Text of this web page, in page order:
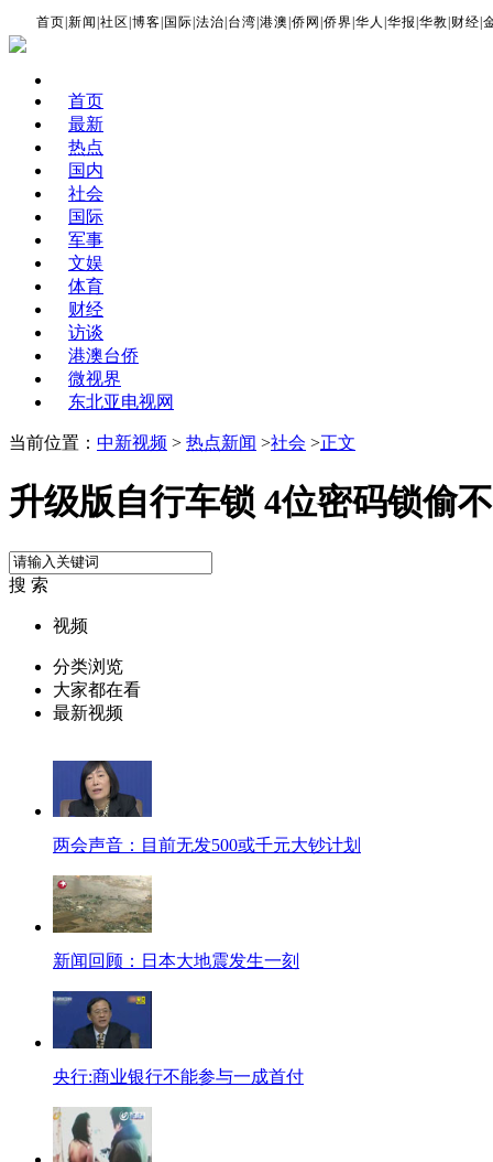
首页 |新闻 |社区 |博客 国际 |法治 台湾 |港澳 |侨网 |侨界 |华人 |华报 |华教 财经 |
首页
最新
热点
国内
社会
国际
军事
文娱
体育
财经
访谈
港澳台侨
微视界
东北亚电视网
当前位置： 中新视频 > 热点新闻 >社会 >正文
升级版自行车锁 4位密码锁偷
搜 索
视频
分类浏览
大家都在看
最新视频
两会声音：目前无发500或千元大钞计划
新闻回顾：日本大地震发生一刻
央行:商业银行不能参与一成首付